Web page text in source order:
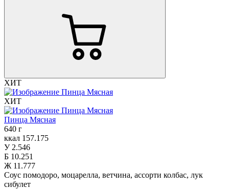
ХИТ
ХИТ
Пинца Мясная
640 г
ккал 157.175
У2.546
Б 10.251
Ж 11.777
Соус помодоро, моцарелла, ветчина, ассорти колбас, лук
сибулет